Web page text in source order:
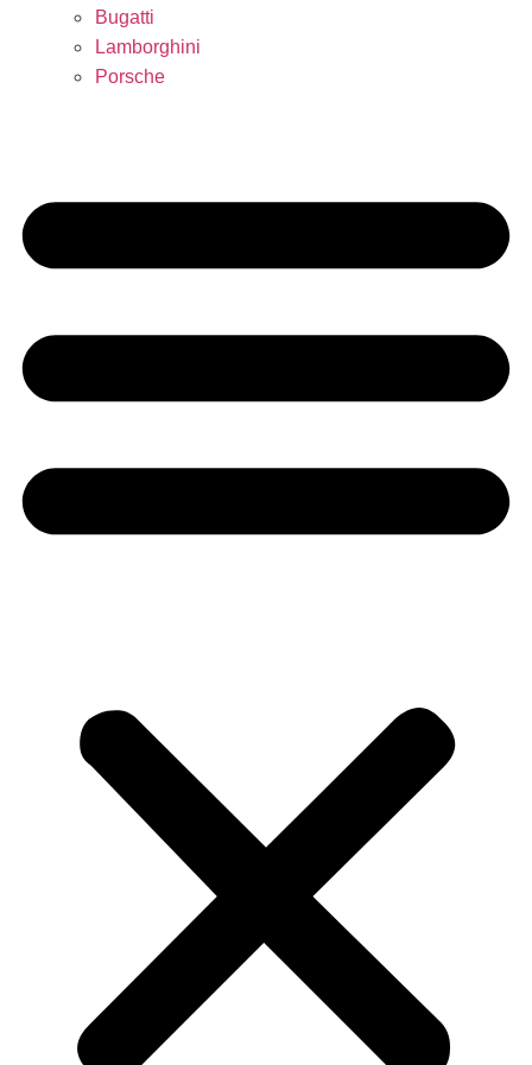
Bugatti
Lamborghini
Porsche